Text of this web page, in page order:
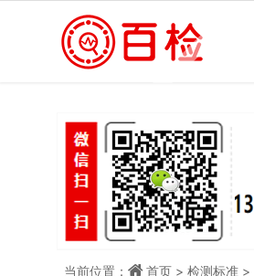
做检测，上百检网！
当前位置： 首页 > 检测标准 >